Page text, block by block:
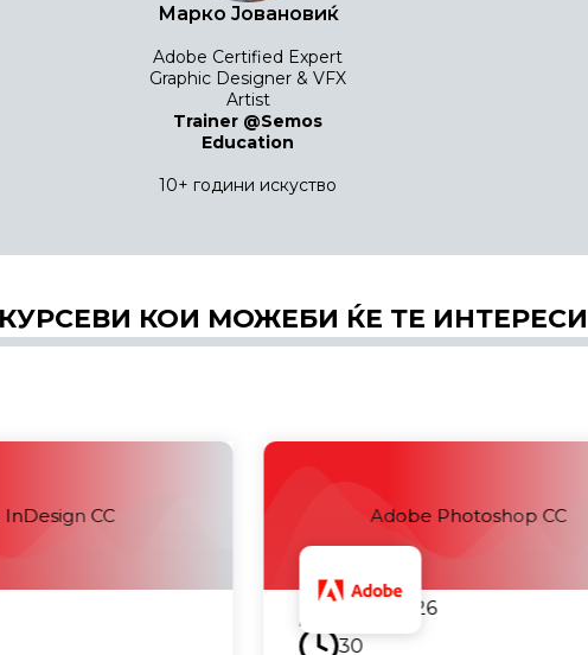
Марко Јовановиќ
Adobe Certified Expert
Graphic Designer & VFX
Artist
Trainer @Semos
Education
10+ години искуство
КОИ МОЖЕБИ ЌЕ ТЕ
Photoshop CC Adobe
29.09.2026